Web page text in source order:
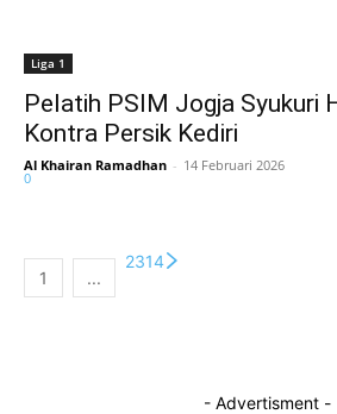
Liga 1
Pelatih PSIM Jogja Syukuri
Kontra Persik Kediri
Al Khairan Ramadhan - 14 Februari 2026
0
1
23
...
14
- Advertisment -